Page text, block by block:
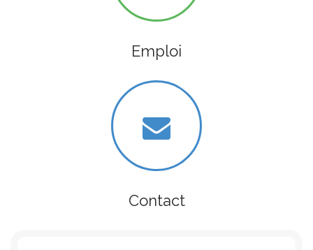
Emploi
Contact